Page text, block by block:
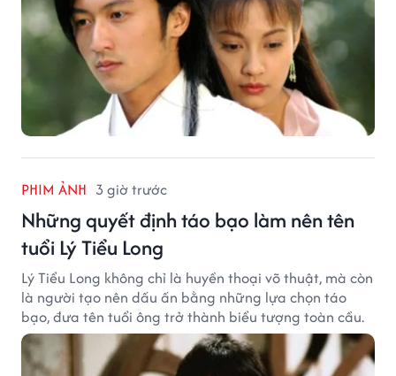
PHIM ẢNH 3 giờ trước
Những quyết định táo bạo làm nên tên
tuổi Lý Tiểu Long
Lý Tiểu Long không chỉ là huyền thoại võ thuật, mà còn
là người tạo nên dấu ấn bằng những lựa chọn táo
bạo, đưa tên tuổi ông trở thành biểu tượng toàn cầu.